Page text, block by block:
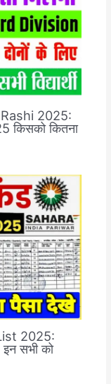
2025:
किसको कितना
2025:
इन सभी को